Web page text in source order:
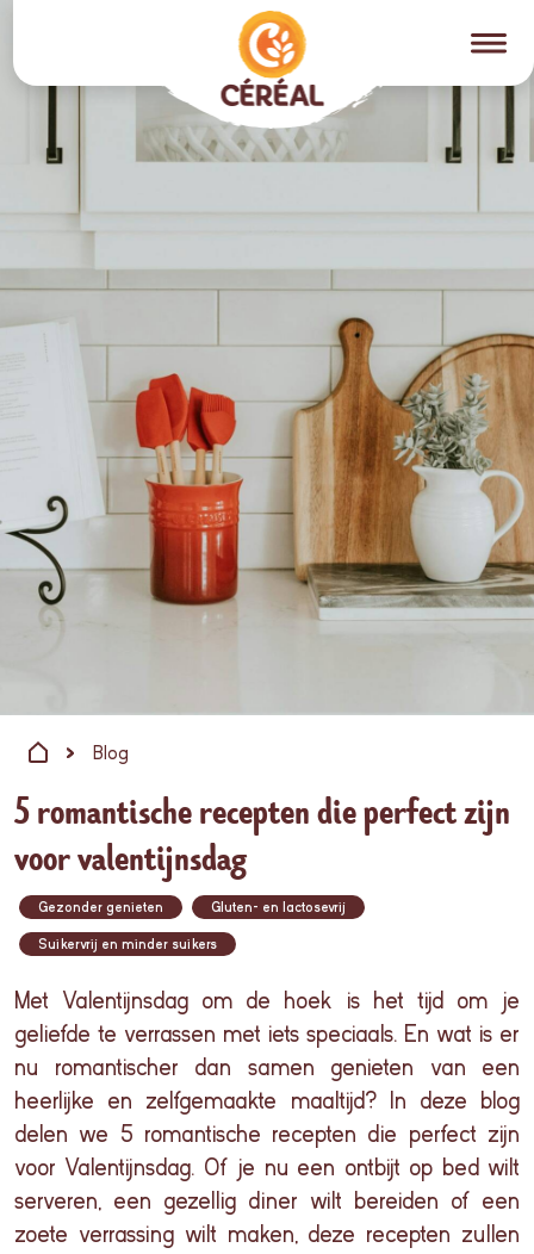
Blog
5 romantische recepten die perfect zijn
voor valentijnsdag
Gezonder genieten Gluten- en lactosevrij
Suikervrij en minder suikers
Met Valentijnsdag om de hoek is het tijd om je
geliefde te verrassen met iets speciaals. En wat is er
nu romantischer dan samen genieten van een
heerlijke
en zelfgemaakte maaltijd? In deze blog
delen we 5 romantische recepten die perfect zijn
voor Valentijnsdag. Of je nu een ontbijt op bed wilt
serveren, een gezellig diner wilt bereiden of een
zoete verrassingwilt maken, deze recepten zullen